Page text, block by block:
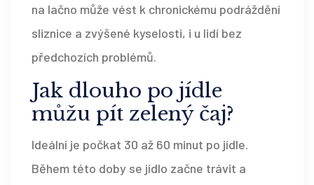
na lačno může vést k chronickému podráždění
sliznice a zvýšené kyselosti, i u lidí bez
předchozích problémů.
Jak dlouho po jídle
můžu pít zelený čaj?
Ideální je počkat 30 až 60 minut po jídle.
Během této doby se jídlo začne trávit a